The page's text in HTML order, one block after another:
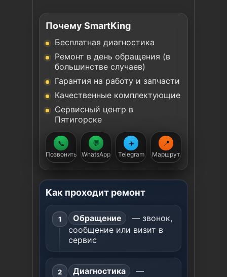
Почему SmartKing
Бесплатная диагностика
Ремонт в день обращения (в
большинстве случаев)
Гарантия на работу и запчасти
Качественные комплектующие
Сервисный центр в
Пятигорске
📞
Позвонить
💬
WhatsApp
✈️
Telegram
📍
Маршрут
Как проходит ремонт
Обращение
— звонок,
сообщение или визит в
сервис
Диагностика
—